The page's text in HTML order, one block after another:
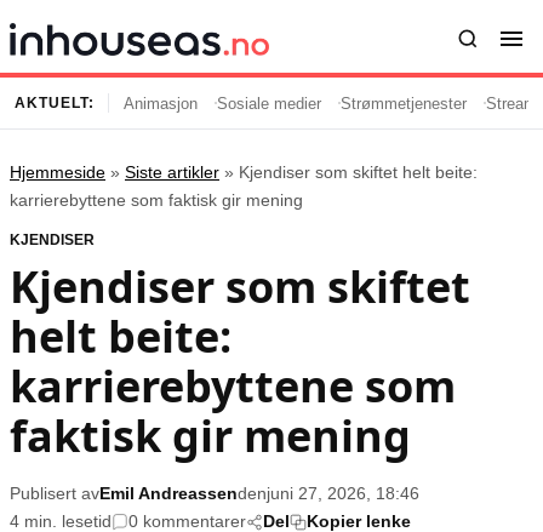
Innhold
Siste artikler
Film og serier
Musikk og artister
Popkultur
TV og streaming
Underholdning
Emner
Strømmetjenester
Internettkultur
Gaming
Populær Retningslinjer
AKTUELT: Animasjon Sosiale medier Strømmetjenester
Hjemmeside » Siste artikler » Kjendiser som skiftet helt beite:
karrierebyttene som faktisk gir mening
KJENDISER
Kjendiser som skiftet
helt beite:
karrierebyttene som
faktisk gir mening
Publisert avEmil Andreassendenjuni 27, 2026, 18:46
4 min. lesetid
0 kommentarer Del Kopier lenke